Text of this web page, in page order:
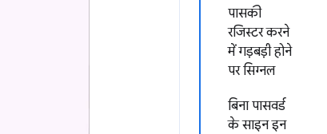
पासकी
रजिस्टर करने
में गड़बड़ी होने
पर सिग्नल
बिना पासवर्ड
के साइन इन